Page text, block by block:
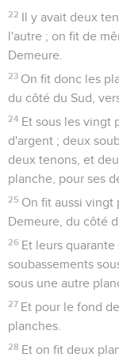
22 Il y avait deux
l'autre ; on fit de
Demeure.
23 On fit donc les
du côté du Sud,
24 Et sous les vingt
d'argent ; deux
deux tenons, et
planche, pour ses
25 On fit aussi vingt
Demeure, du côté
26 Et leurs
soubassements
sous une autre
27 Et pour le fond
planches.
28 Et on fit deux